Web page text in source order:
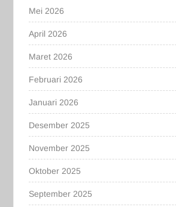
Mei 2026
April 2026
Maret 2026
Februari 2026
Januari 2026
Desember 2025
November 2025
Oktober 2025
September 2025